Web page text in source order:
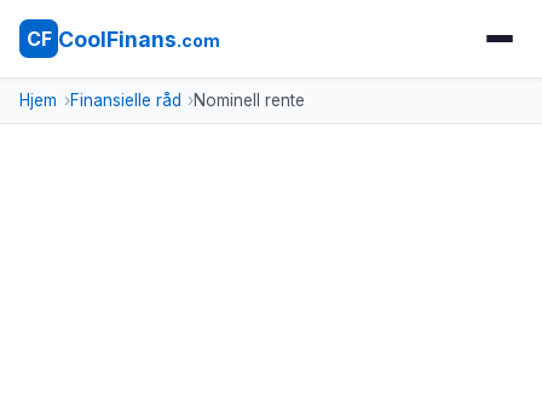
CF CoolFinans.com
Hjem Finansielle råd Nominell rente